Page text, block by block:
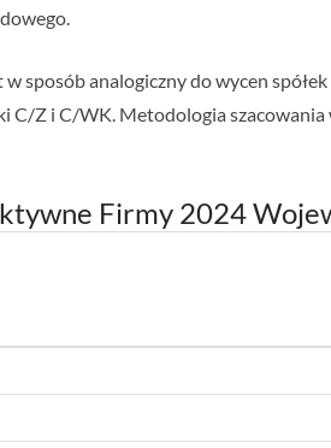
sposób analogiczny do wycen
C/Z i C/WK. Metodologia
Firmy 2024